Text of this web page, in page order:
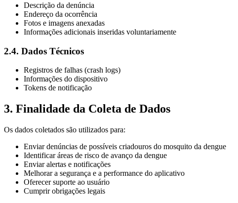
Descrição da denúncia
Endereço da ocorrência
Fotos e imagens anexadas
Informações adicionais inseridas voluntariamente
2.4. Dados Técnicos
Registros de falhas (crash logs)
Informações do dispositivo
Tokens de notificação
3. Finalidade da Coleta de Dados
Os dados coletados são utilizados para:
Enviar denúncias de possíveis criadouros do mosquito da dengue
Identificar áreas de risco de avanço da dengue
Enviar alertas e notificações
Melhorar a segurança e a performance do aplicativo
Oferecer suporte ao usuário
Cumprir obrigações legais